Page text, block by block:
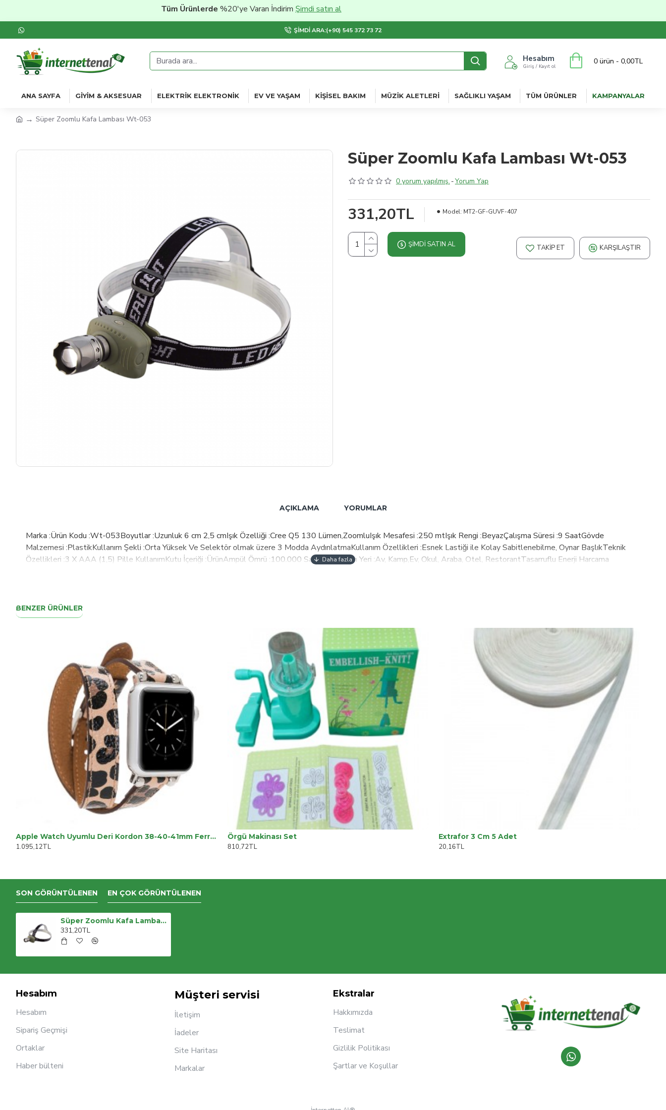
Tüm Ürünlerde%20'ye Varan İndirimŞimdi satın al
ŞIMDI ARA:(+90) 545 372 73 72
Hesabım
Giriş / Kayıt ol
0 ürün - 0,00TL
ANA SAYFA GIYIM & AKSESUAR ELEKTRIK ELEKTRONIK EV VE YAŞAM KIŞISEL BAKIM MÜZIK ALETLERI SAĞLIKLI YAŞAM TÜM ÜRÜNLER KAMPANYALAR
Süper Zoomlu Kafa Lambası Wt-053
Süper Zoomlu Kafa Lambası Wt-053
0 yorum yapılmış. -Yorum Yap
331,20TL Model: MT2-GF-GUVF-407
ŞIMDI SATIN AL TAKIP ET KARŞILAŞTIR
AÇIKLAMA YORUMLAR
Marka :Ürün Kodu :Wt-053Boyutlar :Uzunluk 6 cm 2,5 cmIşık Özelliği :Cree Q5 130 Lümen,ZoomluIşık Mesafesi :250 mtIşık Rengi :BeyazÇalışma Süresi :9 SaatGövde
Malzemesi :PlastikKullanım Şekli :Orta Yüksek Ve Selektör olmak üzere 3 Modda AydınlatmaKullanım Özellikleri :Esnek Lastiği ile Kolay Sabitlenebilme, Oynar BaşlıkTeknik
Özellikleri :3 X AAA (1,5) Pille KullanımKutu İçeriği :ÜrünAmpül Ömrü :100.000 SaattirKullanım Yeri :Av, Kamp,Ev, Okul, Araba, Otel, RestorantTasarruflu Enerji Harcama
BENZER ÜRÜNLER
Apple Watch Uyumlu Deri Kordon 38-40-41mm Ferro DT LE02N
1.095,12TL
Örgü Makinası Set
810,72TL
Extrafor 3 Cm 5 Adet
20,16TL
SON GÖRÜNTÜLENEN EN ÇOK GÖRÜNTÜLENEN
Süper Zoomlu Kafa Lambası Wt-053
331,20TL
Hesabım
Hesabım
Sipariş Geçmişi
Ortaklar
Haber bülteni
Müşteri servisi
İletişim
İadeler
Site Haritası
Markalar
Ekstralar
Hakkımızda
Teslimat
Gizlilik Politikası
Şartlar ve Koşullar